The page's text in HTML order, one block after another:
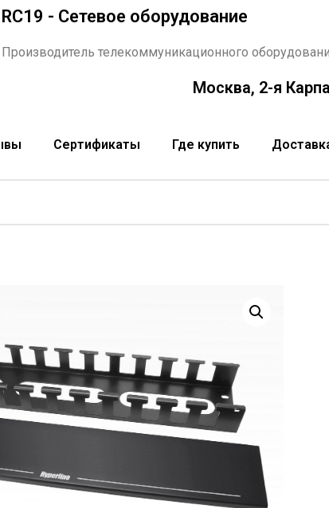
RC19 - Сетевое оборудование
Производитель телекоммуникационного
Москва, 2-я
Сертификаты Где купить